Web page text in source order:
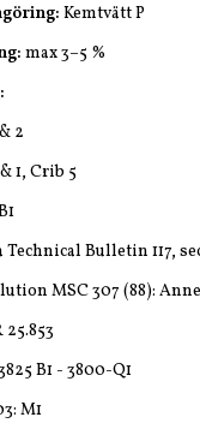
Kemtvätt P
max 3–5 %
2
1, Crib 5
Bulletin 117,
MSC 307 (88):
25.853
B1 - 3800-Q1
M1